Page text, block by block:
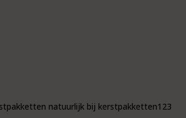
natuurlijk bij kerstpakketten123